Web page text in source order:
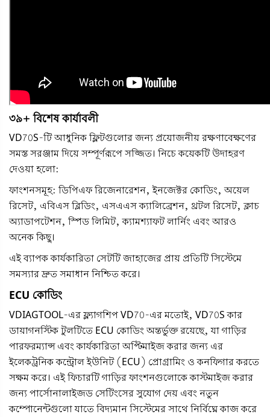
৩৯+ বিশেষ কার্যাবলী
VD70S-টি আধুনিক ফ্লিটগুলোর জন্য প্রয়োজনীয় রক্ষণাবেক্ষণের
সমস্ত সরঞ্জাম দিয়ে সম্পূর্ণরূপে সজ্জিত। নিচে কয়েকটি উদাহরণ
দেওয়া হলো:
ফাংশনসমূহ: ডিপিএফ রিজেনারেশন, ইনজেক্টর কোডিং, অয়েল
রিসেট, এবিএস ব্লিডিং, এসএএস ক্যালিব্রেশন, থ্রটল রিসেট, ক্লাচ
অ্যাডাপটেশন, স্পিড লিমিট, ক্যামশ্যাফট লার্নিং এবং আরও
অনেক কিছু।
এই ব্যাপক কার্যকারিতা সেটটি জাহাজের প্রায় প্রতিটি সিস্টেমে
সমস্যার দ্রুত সমাধান নিশ্চিত করে।
ECU কোডিং
VDIAGTOOL-এর ফ্ল্যাগশিপ VD70-এর মতোই, VD70S কার
ডায়াগনস্টিক টুলটিতে ECU কোডিং অন্তর্ভুক্ত রয়েছে, যা গাড়ির
পারফরম্যান্স এবং কার্যকারিতা অপ্টিমাইজ করার জন্য এর
ইলেকট্রনিক কন্ট্রোল ইউনিট (ECU) প্রোগ্রামিং ও কনফিগার করতে
সক্ষম করে। এই ফিচারটি গাড়ির ফাংশনগুলোকে কাস্টমাইজ করার
জন্য পার্সোনালাইজড সেটিংসের সুযোগ দেয় এবং নতুন
কম্পোনেন্টগুলো যাতে বিদ্যমান সিস্টেমের সাথে নির্বিঘ্নে কাজ করে